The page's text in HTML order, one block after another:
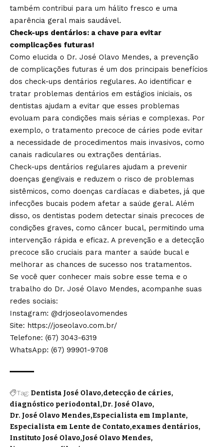
também contribui para um hálito fresco e uma
aparência geral mais saudável.
Check-ups dentários: a chave para evitar
complicações futuras!
Como elucida o Dr. José Olavo Mendes, a prevenção
de complicações futuras é um dos principais benefícios
dos check-ups dentários regulares. Ao identificar e
tratar problemas dentários em estágios iniciais, os
dentistas ajudam a evitar que esses problemas
evoluam para condições mais sérias e complexas. Por
exemplo, o tratamento precoce de cáries pode evitar
a necessidade de procedimentos mais invasivos, como
canais radiculares ou extrações dentárias.
Check-ups dentários regulares ajudam a prevenir
doenças gengivais e reduzem o risco de problemas
sistêmicos, como doenças cardíacas e diabetes, já que
infecções bucais podem afetar a saúde geral. Além
disso, os dentistas podem detectar sinais precoces de
condições graves, como câncer bucal, permitindo uma
intervenção rápida e eficaz. A prevenção e a detecção
precoce são cruciais para manter a saúde bucal e
melhorar as chances de sucesso nos tratamentos.
Se você quer conhecer mais sobre esse tema e o
trabalho do Dr. José Olavo Mendes, acompanhe suas
redes sociais:
Instagram: @drjoseolavomendes
Site: https://joseolavo.com.br/
Telefone: (67) 3043-6319
WhatsApp: (67) 99901-9708
Tag: Dentista José Olavo detecção de cáries
diagnóstico periodontal Dr. José Olavo
Dr. José Olavo Mendes Especialista em Implante
Especialista em Lente de Contato exames dentários
Instituto José Olavo José Olavo Mendes